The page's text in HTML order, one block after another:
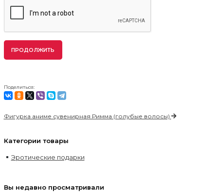
ПРОДОЛЖИТЬ
Поделиться:
Фигурка аниме сувенирная Римма (голубые волосы)
Категории товары
Эротические подарки
Вы недавно просматривали